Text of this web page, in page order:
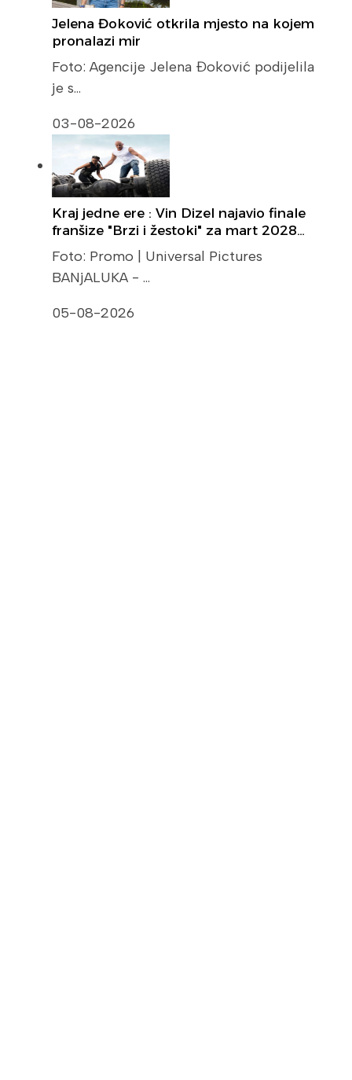
Jelena Đoković otkrila mjesto na kojem
pronalazi mir
Foto: Agencije Jelena Đoković podijelila
je s…
03-08-2026
Kraj jedne ere : Vin Dizel najavio finale
franšize "Brzi i žestoki" za mart 2028…
Foto: Promo | Universal Pictures
BANjALUKA - …
05-08-2026